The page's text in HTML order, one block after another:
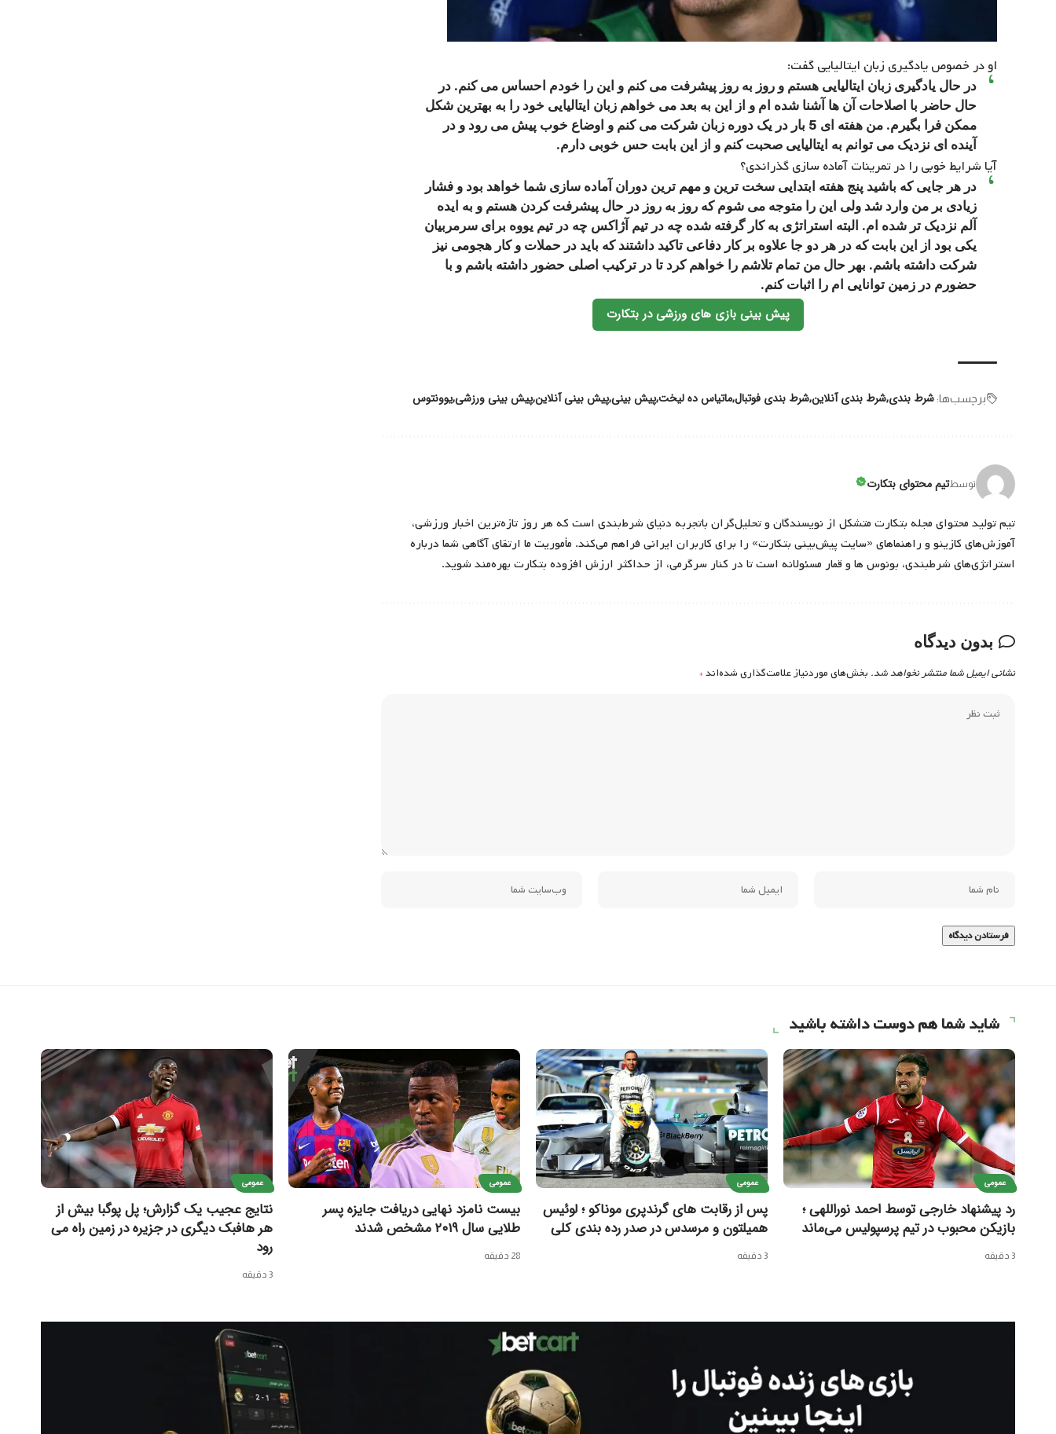
او در خصوص یادگیری زبان ایتالیایی گفت:
در حال یادگیری زبان ایتالیایی هستم و روز به روز پیشرفت می کنم و این را خودم احساس می کنم. در
حال حاضر با اصلاحات آن ها آشنا شده ام و از این به بعد می خواهم زبان ایتالیایی خود را به بهترین شکل
ممکن فرا بگیرم. من هفته ای 5 بار در یک دوره زبان شرکت می کنم و اوضاع خوب پیش می رود و در
آینده ای نزدیک می توانم به ایتالیایی صحبت کنم و از این بابت حس خوبی دارم.
آیا شرایط خوبی را در تمرینات آماده سازی گذراندی؟
در هر جایی که باشید پنج هفته ابتدایی سخت ترین و مهم ترین دوران آماده سازی شما خواهد بود و فشار
زیادی بر من وارد شد ولی این را متوجه می شوم که روز به روز در حال پیشرفت کردن هستم و به ایده
آلم نزدیک تر شده ام. البته استراتژی به کار گرفته شده چه در تیم آژاکس چه در تیم یووه برای سرمربیان
یکی بود از این بابت که در هر دو جا علاوه بر کار دفاعی تاکید داشتند که باید در حملات و کار هجومی نیز
شرکت داشته باشم. بهر حال من تمام تلاشم را خواهم کرد تا در ترکیب اصلی حضور داشته باشم و با
حضورم در زمین توانایی ام را اثبات کنم.
پیش بینی بازی های ورزشی در بتکارت
برچسب‌‌ها: شرط بندیشرط بندی آنلاینشرط بندی فوتبالماتیاس ده لیختپیش بینیپیش بینی آنلاینپیش بینی ورزشییوونتوس
توسطتیم محتوای بتکارت
تیم تولید محتوای مجله بتکارت متشکل از نویسندگان و تحلیل‌گران باتجربه دنیای شرط‌بندی است که هر روز تازه‌ترین اخبار ورزشی،
آموزش‌های کازینو و راهنماهای «سایت پیش‌بینی بتکارت» را برای کاربران ایرانی فراهم می‌کند. مأموریت ما ارتقای آگاهی شما درباره
استراتژی‌های شرطبندی، بونوس ها و قمار مسئولانه است تا در کنار سرگرمی، از حداکثر ارزش افزوده بتکارت بهره‌مند شوید.
بدون دیدگاه
نشانی ایمیل شما منتشر نخواهد شد. بخش‌های موردنیاز علامت‌گذاری شده‌اند*
شاید شما هم دوست داشته باشید
عمومی
رد پیشنهاد خارجی توسط احمد نوراللهی ؛
بازیکن محبوب در تیم پرسپولیس می‌ماند
3 دقیقه
عمومی
پس از رقابت های گرندپری موناکو ؛ لوئیس
همیلتون و مرسدس در صدر رده بندی کلی
3 دقیقه
عمومی
بیست نامزد نهایی دریافت جایزه پسر
طلایی سال ۲۰۱۹ مشخص شدند
28 دقیقه
عمومی
نتایج عجیب یک گزارش؛ پل پوگبا بیش از
هر هافبک دیگری در جزیره در زمین راه می
رود
3 دقیقه